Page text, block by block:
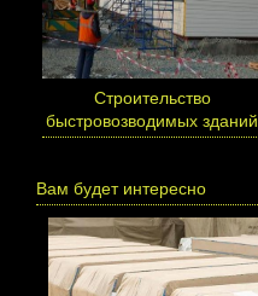
Cтроительство
быстровозводимых зданий
Вам будет интересно